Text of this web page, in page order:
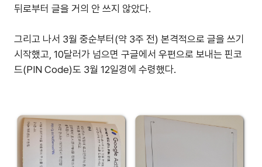
뒤로부터 글을 거의 안 쓰지 않았다.
그리고 나서 3월 중순부터(약 3주 전) 본격적으로 글을 쓰기
시작했고, 10달러가 넘으면 구글에서 우편으로 보내는 핀코
드(PIN Code)도 3월 12일경에 수령했다.